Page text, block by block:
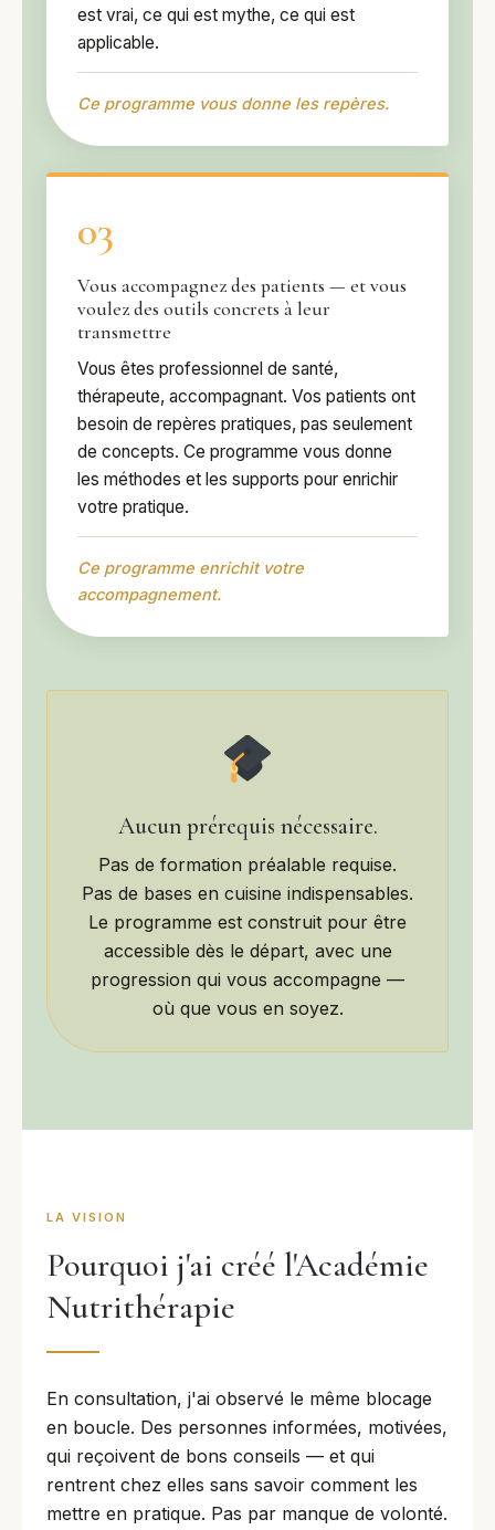
est vrai, ce qui est mythe, ce qui est
applicable.
Ce programme vous donne les repères.
03
Vous accompagnez des patients — et vous
voulez des outils concrets à leur
transmettre
Vous êtes professionnel de santé,
thérapeute, accompagnant. Vos patients ont
besoin de repères pratiques, pas seulement
de concepts. Ce programme vous donne
les méthodes et les supports pour enrichir
votre pratique.
Ce programme enrichit votre
accompagnement.
Aucun prérequis nécessaire.
Pas de formation préalable requise.
Pas de bases en cuisine indispensables.
Le programme est construit pour être
accessible dès le départ, avec une
progression qui vous accompagne —
où que vous en soyez.
LA VISION
Pourquoi j'ai créé l'Académie
Nutrithérapie
En consultation, j'ai observé le même blocage
en boucle. Des personnes informées, motivées,
qui reçoivent de bons conseils — et qui
rentrent chez elles sans savoir comment les
mettre en pratique. Pas par manque de volonté.